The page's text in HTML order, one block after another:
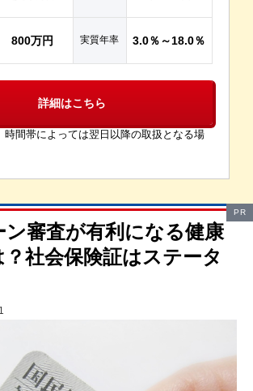
800万円 実質年率 3.0％～18.0％
詳細はこちら
間帯によっては翌日以降の取扱となる場
PR
ン審査が有利になる健康
社会保険証はステータ